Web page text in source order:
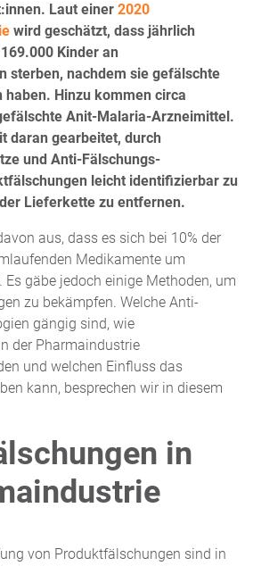
Laut einer 2020
wird geschätzt, dass jährlich
Kinder an
sterben, nachdem sie gefälschte
Hinzu kommen circa
Anit-Malaria-Arzneimittel.
daran gearbeitet, durch
und Anti-Fälschungs-
leicht identifizierbar zu
Lieferkette zu entfernen.
aus, dass es sich bei 10% der
Medikamente um
gäbe jedoch einige Methoden, um
zu bekämpfen. Welche Anti-
gängig sind, wie
der Pharmaindustrie
und welchen Einfluss das
kann, besprechen wir in diesem
in
von Produktfälschungen sind in